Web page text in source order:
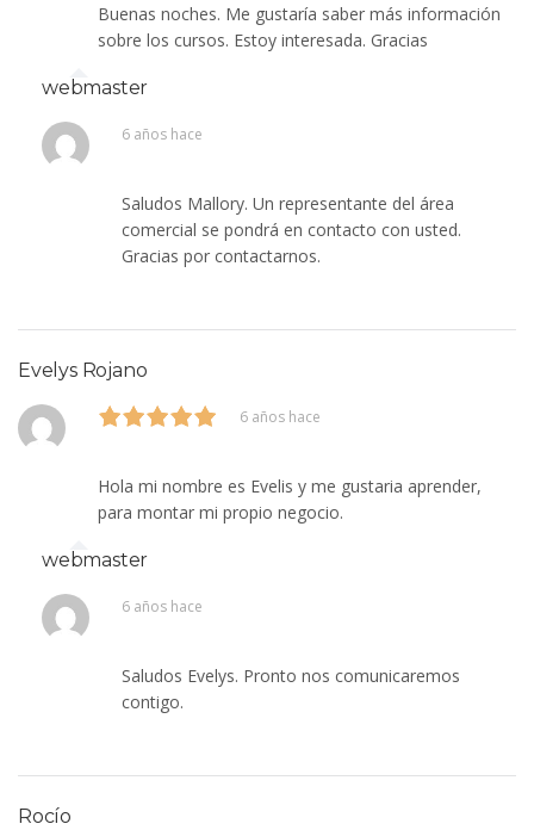
Buenas noches. Me gustaría saber más información
sobre los cursos. Estoy interesada. Gracias
webmaster
6 años hace
Saludos Mallory. Un representante del área
comercial se pondrá en contacto con usted.
Gracias por contactarnos.
Evelys Rojano
6 años hace
Hola mi nombre es Evelis y me gustaria aprender,
para montar mi propio negocio.
webmaster
6 años hace
Saludos Evelys. Pronto nos comunicaremos
contigo.
Rocío